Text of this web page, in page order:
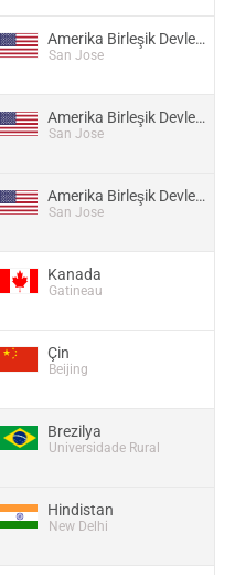
Amerika Birleşik Devletleri
San Jose
Amerika Birleşik Devletleri
San Jose
Amerika Birleşik Devletleri
San Jose
Kanada
Gatineau
Çin
Beijing
Brezilya
Universidade Rural
Hindistan
New Delhi